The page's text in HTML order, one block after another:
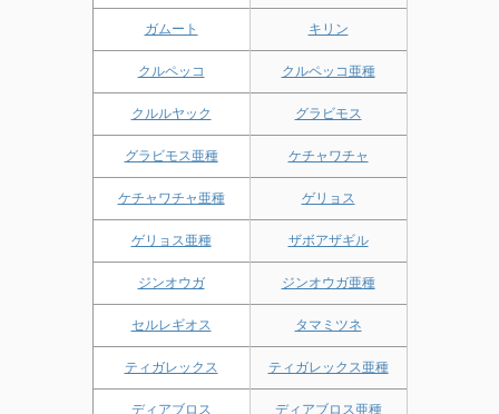
ガムート キリン
クルペッコ クルペッコ亜種
クルルヤック グラビモス
グラビモス亜種 ケチャワチャ
ケチャワチャ亜種 ゲリョス
ゲリョス亜種 ザボアザギル
ジンオウガ ジンオウガ亜種
セルレギオス タマミツネ
ティガレックス ティガレックス亜種
ディアブロス ディアブロス亜種